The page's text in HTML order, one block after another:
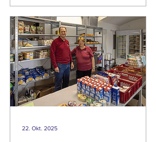
magazin.de/tafel-hilfsorganisation-
feierte-20-jaehriges-bestehen/ Quelle:
Alpenrand Magazin Montag, 27
Oktober 2025
22. Okt. 2025